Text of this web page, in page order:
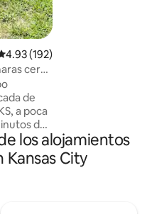
promedio: 4.93 de
4.93 (192)
cerca
de
a poca
de
casa
una
roca, sala de
encuentra a solo
los alojamientos
Kansas City